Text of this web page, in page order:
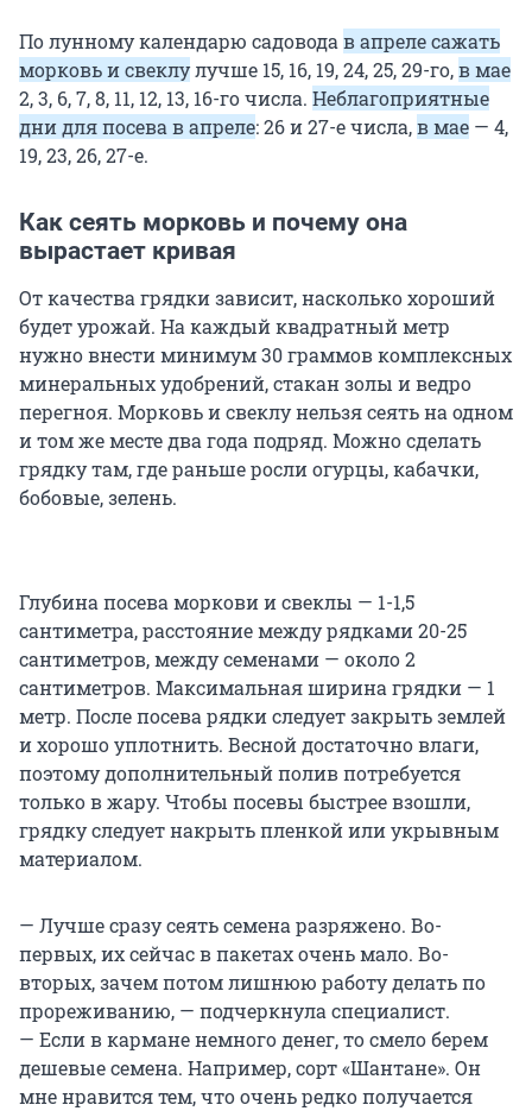
По лунному календарю садоводав апреле сажать
морковь и свеклулучше 15, 16, 19, 24, 25, 29-го,в мае
2, 3, 6, 7, 8, 11, 12, 13, 16-го числа. Неблагоприятные
дни для посева в апреле: 26 и 27-е числа,в мае — 4,
19, 23, 26, 27-е.
Как сеять морковь и почему она
вырастает кривая
От качества грядки зависит, насколько хороший
будет урожай. На каждый квадратный метр
нужно внести минимум 30 граммов комплексных
минеральных удобрений, стакан золы и ведро
перегноя. Морковь и свеклу нельзя сеять на одном
и том же месте два года подряд. Можно сделать
грядку там, где раньше росли огурцы, кабачки,
бобовые, зелень.
Глубина посева моркови и свеклы — 1-1,5
сантиметра, расстояние между рядками 20-25
сантиметров, между семенами — около 2
сантиметров. Максимальная ширина грядки — 1
метр. После посева рядки следует закрыть землей
и хорошо уплотнить. Весной достаточно влаги,
поэтому дополнительный полив потребуется
только в жару. Чтобы посевы быстрее взошли,
грядку следует накрыть пленкой или укрывным
материалом.
— Лучше сразу сеять семена разряжено. Во-
первых, их сейчас в пакетах очень мало. Во-
вторых, зачем потом лишнюю работу делать по
прореживанию, — подчеркнула специалист.
— Если в кармане немного денег, то смело берем
дешевые семена. Например, сорт «Шантане». Он
мне нравится тем, что очень редко получается